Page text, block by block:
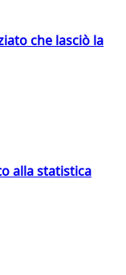
che lasciò la
alla statistica